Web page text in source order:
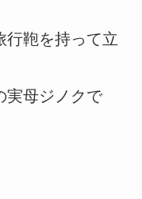
行鞄を持って立
実母ジノクで